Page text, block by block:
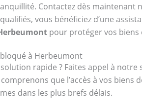
Contactez dès maintenant
vous bénéficiez d’une
pour protéger vos biens
à Herbeumont
rapide ? Faites appel à notre
que l’accès à vos biens
dans les plus brefs délais.